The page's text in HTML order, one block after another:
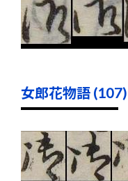
女郎花物語 (107)